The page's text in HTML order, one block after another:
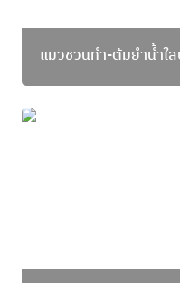
แมวชวนทำ-ต้มยำน้ำใ
แมวชวนทำ—ข้าวแกงก